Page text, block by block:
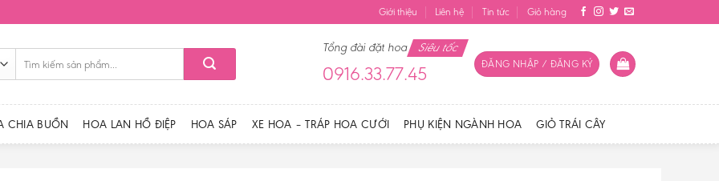
Giới thiệu Liên hệ Tin tức Giỏ hàng
kiếm:
Tổng đài đặt hoa Siêu tốc
0916.33.77.45 ĐĂNG NHẬP / ĐĂNG KÝ
CHIA BUỒN HOA LAN HỒ ĐIỆP HOA SÁP XE HOA – TRÁP HOA CƯỚI PHỤ KIỆN NGÀNH HOA GIỎ TRÁI CÂY